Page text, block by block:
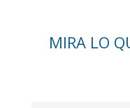
MIRA LO